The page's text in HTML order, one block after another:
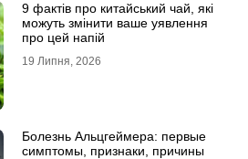
9 фактів про китайський чай, які
можуть змінити ваше уявлення
про цей напій
19 Липня, 2026
Болезнь Альцгеймера: первые
симптомы, признаки, причины